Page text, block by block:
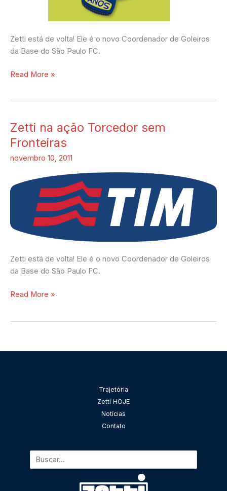
Zetti está de volta! Ele é o novo Coordenador de Goleiros
da Base do São Paulo FC.
Read More »
Zetti na ação Torcedor sem
Fronteiras
novembro 10, 2011
Zetti está de volta! Ele é o novo Coordenador de Goleiros
da Base do São Paulo FC.
Zetti
na
ação
Torcedor
Fronteiras
Read More »
Trajetória
Zetti HOJE
Notícias
Contato
Pesquisar